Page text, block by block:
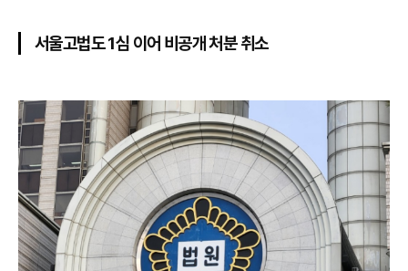
서울고법도 1심 이어 비공개 처분 취소